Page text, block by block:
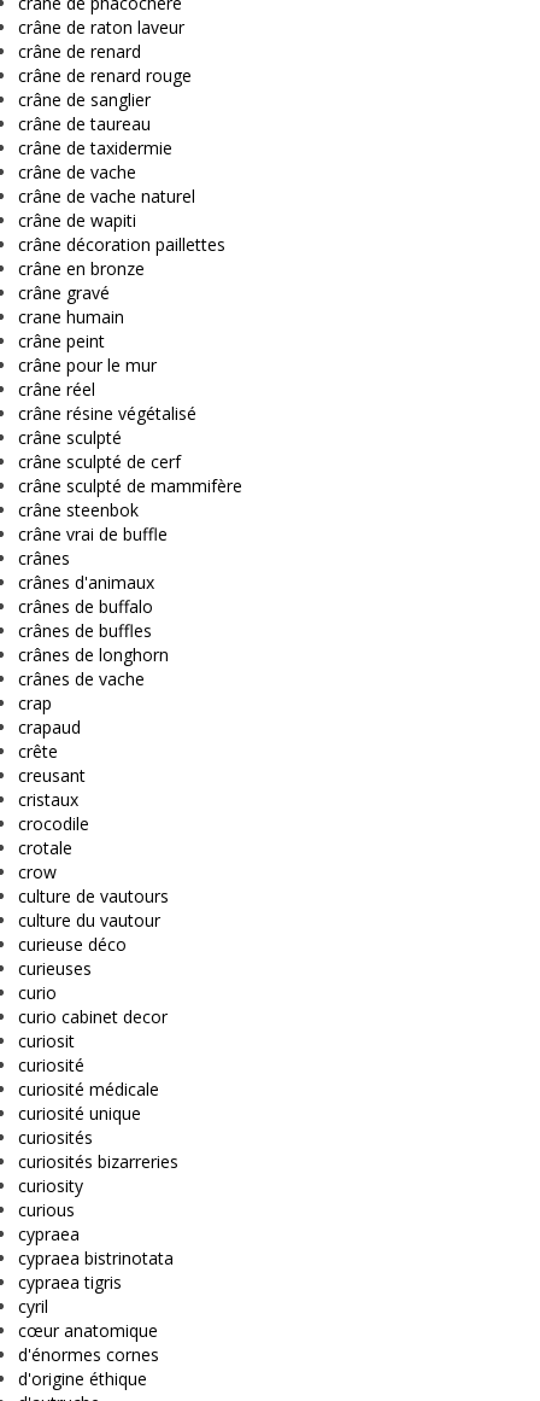
crâne de raton laveur
crâne de renard
crâne de renard rouge
crâne de sanglier
crâne de taureau
crâne de taxidermie
crâne de vache
crâne de vache naturel
crâne de wapiti
crâne décoration paillettes
crâne en bronze
crâne gravé
crane humain
crâne peint
crâne pour le mur
crâne réel
crâne résine végétalisé
crâne sculpté
crâne sculpté de cerf
crâne sculpté de mammifère
crâne steenbok
crâne vrai de buffle
crânes
crânes d'animaux
crânes de buffalo
crânes de buffles
crânes de longhorn
crânes de vache
crap
crapaud
crête
creusant
cristaux
crocodile
crotale
crow
culture de vautours
culture du vautour
curieuse déco
curieuses
curio
curio cabinet decor
curiosit
curiosité
curiosité médicale
curiosité unique
curiosités
curiosités bizarreries
curiosity
curious
cypraea
cypraea bistrinotata
cypraea tigris
cyril
cœur anatomique
d'énormes cornes
d'origine éthique